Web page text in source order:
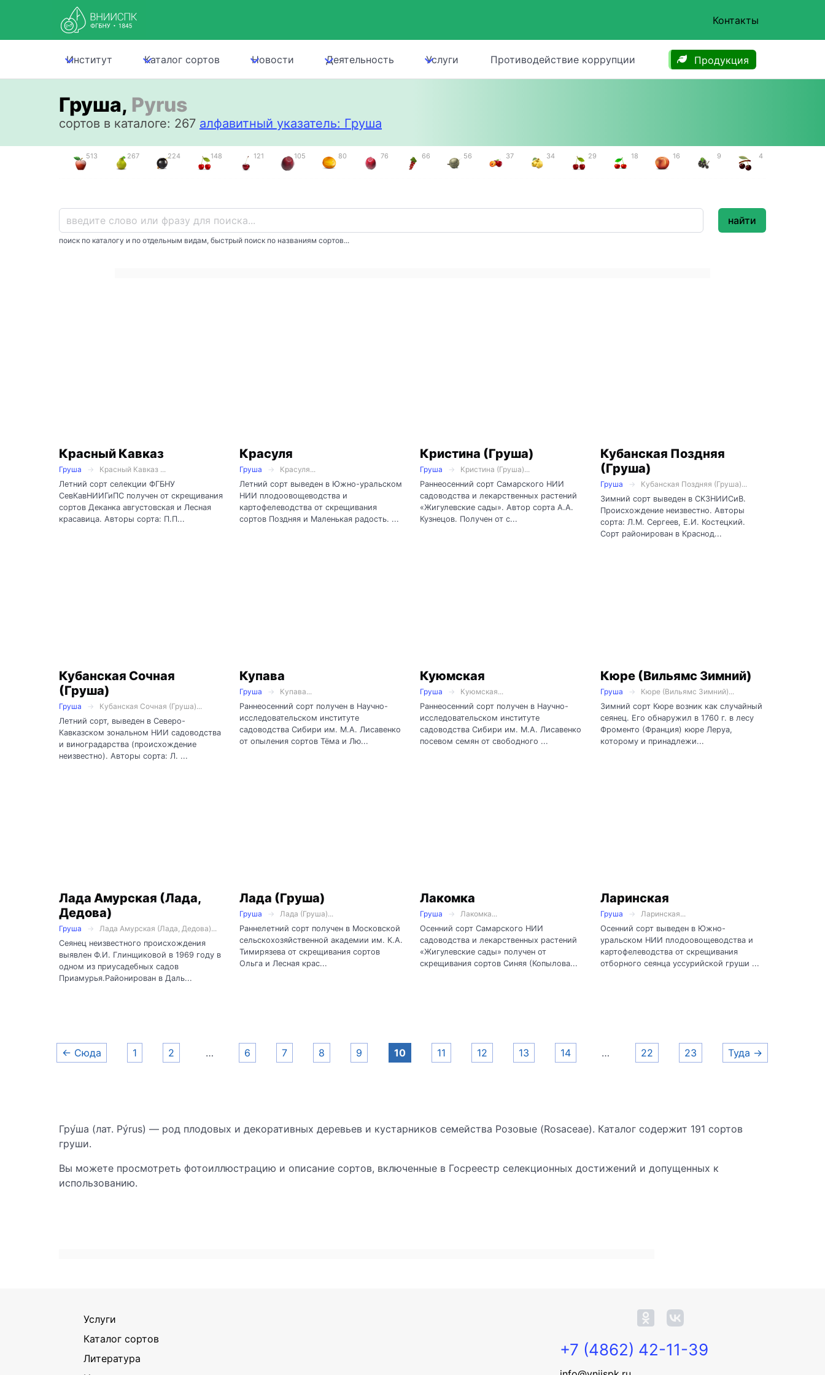
Контакты
Институт Каталог сортов Новости Деятельность Услуги Противодействие коррупции Продукция
Груша, Pyrus
сортов в каталоге: 267 алфавитный указатель: Груша
513 267 224 148 121 105 80 76 66 56 37 34 29 18 16 9 4
поиск по каталогу и по отдельным видам, быстрый поиск по названиям сортов...
найти
Красный Кавказ
Груша
Красный Кавказ ...
Летний сорт селекции ФГБНУ
СевКавНИИГиПС получен от скрещивания
сортов Деканка августовская и Лесная
красавица. Авторы сорта: П.П...
Красуля
Груша
Красуля...
Летний сорт выведен в Южно-уральском
НИИ плодоовощеводства и
картофелеводства от скрещивания
сортов Поздняя и Маленькая радость. ...
Кристина (Груша)
Груша
Кристина (Груша)...
Раннеосенний сорт Самарского НИИ
садоводства и лекарственных растений
«Жигулевские сады». Автор сорта А.А.
Кузнецов. Получен от с...
Кубанская Поздняя
(Груша)
Груша
Кубанская Поздняя (Груша)...
Зимний сорт выведен в СКЗНИИСиВ.
Происхождение неизвестно. Авторы
сорта: Л.М. Сергеев, Е.И. Костецкий.
Сорт районирован в Краснод...
Кубанская Сочная
(Груша)
Груша
Кубанская Сочная (Груша)...
Летний сорт, выведен в Северо-
Кавказском зональном НИИ садоводства
и виноградарства (происхождение
неизвестно). Авторы сорта: Л. ...
Купава
Груша
Купава...
Раннеосенний сорт получен в Научно-
исследовательском институте
садоводства Сибири им. М.А. Лисавенко
от опыления сортов Тёма и Лю...
Куюмская
Груша
Куюмская...
Раннеосенний сорт получен в Научно-
исследовательском институте
садоводства Сибири им. М.А. Лисавенко
посевом семян от свободного ...
Кюре (Вильямс Зимний)
Груша
Кюре (Вильямс Зимний)...
Зимний сорт Кюре возник как случайный
сеянец. Его обнаружил в 1760 г. в лесу
Фроменто (Франция) кюре Леруа,
которому и принадлежи...
Лада Амурская (Лада,
Дедова)
Груша
Лада Амурская (Лада, Дедова)...
Сеянец неизвестного происхождения
выявлен Ф.И. Глинщиковой в 1969 году в
одном из приусадебных садов
Приамурья.Районирован в Даль...
Лада (Груша)
Груша
Лада (Груша)...
Раннелетний сорт получен в Московской
сельскохозяйственной академии им. К.А.
Тимирязева от скрещивания сортов
Ольга и Лесная крас...
Лакомка
Груша
Лакомка...
Осенний сорт Самарского НИИ
садоводства и лекарственных растений
«Жигулевские сады» получен от
скрещивания сортов Синяя (Копылова...
Ларинская
Груша
Ларинская...
Осенний сорт выведен в Южно-
уральском НИИ плодоовощеводства и
картофелеводства от скрещивания
отборного сеянца уссурийской груши ...
← Сюда 1 2 … 6 7 8 9 10 11 12 13 14 … 22 23 Туда →
Гру́ша (лат. Pýrus) — род плодовых и декоративных деревьев и кустарников семейства Розовые (Rosaceae). Каталог содержит 191 сортов
груши.
Вы можете просмотреть фотоиллюстрацию и описание сортов, включенные в Госреестр селекционных достижений и допущенных к
использованию.
Услуги
Каталог сортов
Литература
+7 (4862) 42-11-39